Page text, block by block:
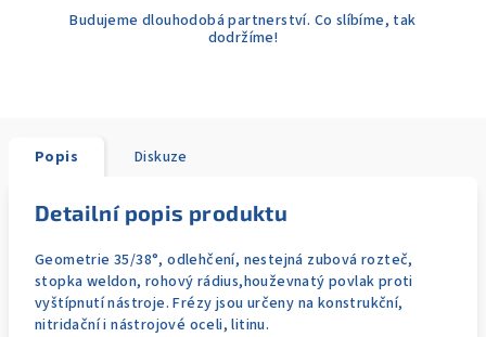
Budujeme dlouhodobá partnerství. Co slíbíme, tak
dodržíme!
Popis Diskuze
Detailní popis produktu
Geometrie 35/38°, odlehčení, nestejná zubová rozteč,
stopka weldon, rohový rádius,houževnatý povlak proti
vyštípnutí nástroje. Frézy jsou určeny na konstrukční,
nitridační i nástrojové oceli, litinu.